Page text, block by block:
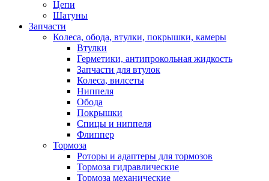
Цепи
Шатуны
Запчасти
Колеса, обода, втулки, покрышки, камеры
Втулки
Герметики, антипрокольная жидкость
Запчасти для втулок
Колеса, вилсеты
Ниппеля
Обода
Покрышки
Спицы и ниппеля
Флиппер
Тормоза
Роторы и адаптеры для тормозов
Тормоза гидравлические
Тормоза механические